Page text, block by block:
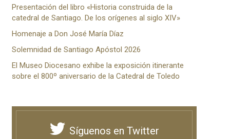
Presentación del libro «Historia construida de la
catedral de Santiago. De los orígenes al siglo XIV»
Homenaje a Don José María Díaz
Solemnidad de Santiago Apóstol 2026
El Museo Diocesano exhibe la exposición itinerante
sobre el 800º aniversario de la Catedral de Toledo
Síguenos en Twitter